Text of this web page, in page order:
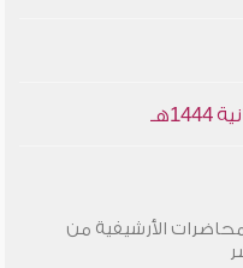
الأرشيفية من